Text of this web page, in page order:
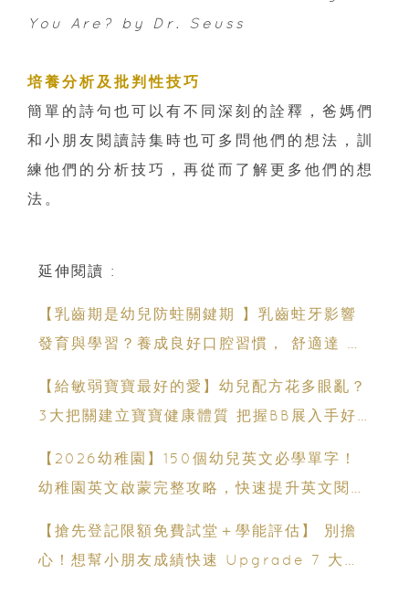
You Are? by Dr. Seuss
培養分析及批判性技巧
簡單的詩句也可以有不同深刻的詮釋，爸媽們
和小朋友閱讀詩集時也可多問他們的想法，訓
練他們的分析技巧，再從而了解更多他們的想
法。
延伸閱讀 :
【乳齒期是幼兒防蛀關鍵期 】乳齒蛀牙影響
發育與學習？養成良好口腔習慣， 舒適達 強
【給敏弱寶寶最好的愛】幼兒配方花多眼亂？
3大把關建立寶寶健康體質 把握BB展入手好
【2026幼稚園】150個幼兒英文必學單字！
幼稚園英文啟蒙完整攻略，快速提升英文閱讀
【搶先登記限額免費試堂＋學能評估】 別擔
心！想幫小朋友成績快速 Upgrade 7 大暑